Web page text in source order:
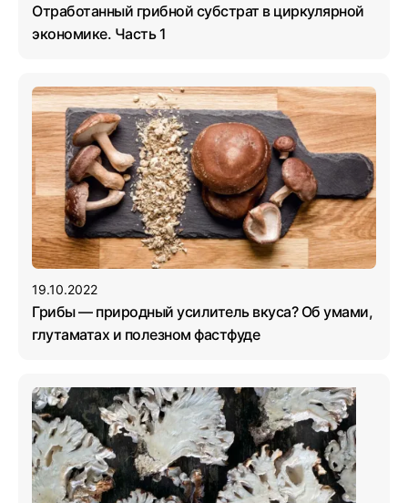
Отработанный грибной субстрат в циркулярной
экономике. Часть 1
19.10.2022
Грибы — природный усилитель вкуса? Об умами,
глутаматах и полезном фастфуде